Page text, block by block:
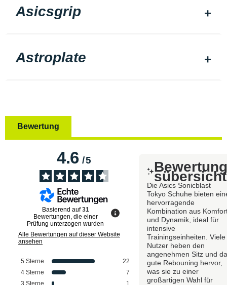
Asicsgrip
Astroplate
Bewertung
4.6/5
Basierend auf31
Bewertungen, die einer
Prüfung unterzogen wurden
Alle Bewertungen auf dieser Website
ansehen
5 Sterne
22
4 Sterne
7
3 Sterne 1
sübersicht
Die Asics Sonicblast
Tokyo Schuhe bieten
hervorragende
Kombination aus
und Dynamik, ideal für
intensive
Trainingseinheiten. Viele
Nutzer heben den
angenehmen Sitz und
gute Rebouning hervor,
was sie zu einer
großartigen Wahl für